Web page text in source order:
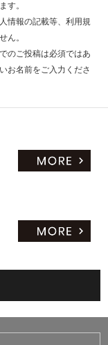
す。
情報の記載等、利用規
ん。
のご投稿は必須ではあ
お名前をご入力くださ